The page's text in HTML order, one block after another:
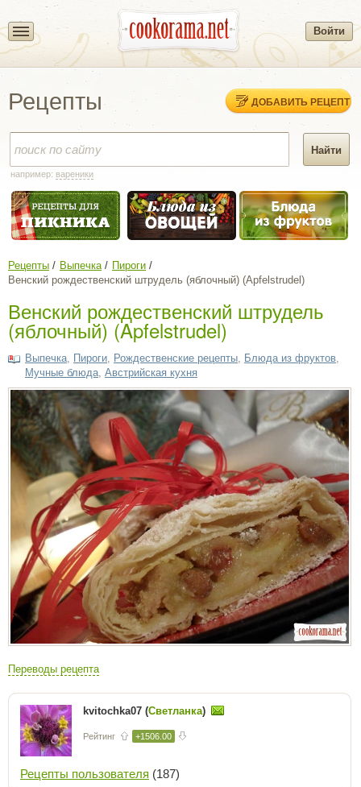
Войти
Рецепты ДОБАВИТЬ РЕЦЕПТ
например: вареники
Рецепты Выпечка
Пироги
Венский рождественский штрудель (яблочный) (Apfelstrudel)
Венский рождественский штрудель
(яблочный) (Apfelstrudel)
Выпечка Пироги Рождественские рецепты Блюда из фруктов
Мучные блюда Австрийская кухня
Переводы рецепта
kvitochka07 (Светланка)
Рейтинг +1506.00
Рецепты пользователя (187)